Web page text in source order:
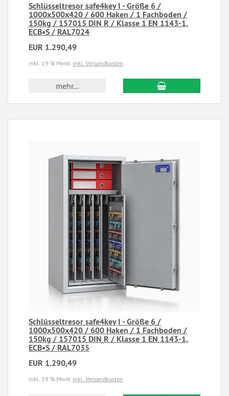
Schlüsseltresor safe4key I - Größe 6 /
1000x500x420 / 600 Haken / 1 Fachboden /
150kg / 157015 DIN R / Klasse 1 EN 1143-1,
ECB•S / RAL7024
EUR 1.290,49
inkl. 19 % Mwst. inkl. Versandkosten
mehr...
Schlüsseltresor safe4key I - Größe 6 /
1000x500x420 / 600 Haken / 1 Fachboden /
150kg / 157015 DIN R / Klasse 1 EN 1143-1,
ECB•S / RAL7035
EUR 1.290,49
inkl. 19 % Mwst. inkl. Versandkosten